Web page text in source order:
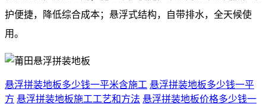
护便捷，降低综合成本；悬浮式结构，自带排水，全天候使
用。
悬浮拼装地板多少钱一平米含施工 悬浮拼装地板多少钱一平
方 悬浮拼装地板施工工艺和方法 悬浮拼装地板价格多少钱一